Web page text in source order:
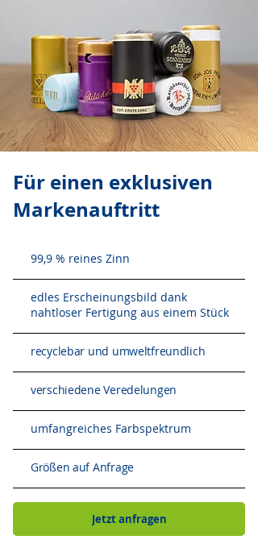
Für einen exklusiven
Markenauftritt
99,9 % reines Zinn
edles Erscheinungsbild dank
nahtloser Fertigung aus einem Stück
recyclebar und umweltfreundlich
verschiedene Veredelungen
umfangreiches Farbspektrum
Größen auf Anfrage
Jetzt anfragen